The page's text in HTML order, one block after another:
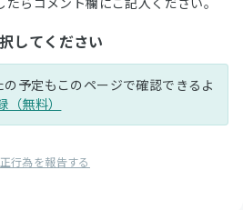
してください
予定もこのページで確認できるよ
（無料）
行為を報告する